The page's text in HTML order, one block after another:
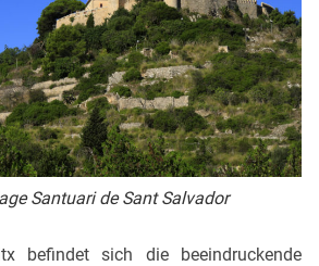
Santuari de Sant Salvador
befindet sich die beeindruckende